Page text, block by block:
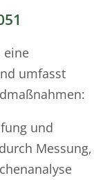
eine
umfasst
und
Messung,